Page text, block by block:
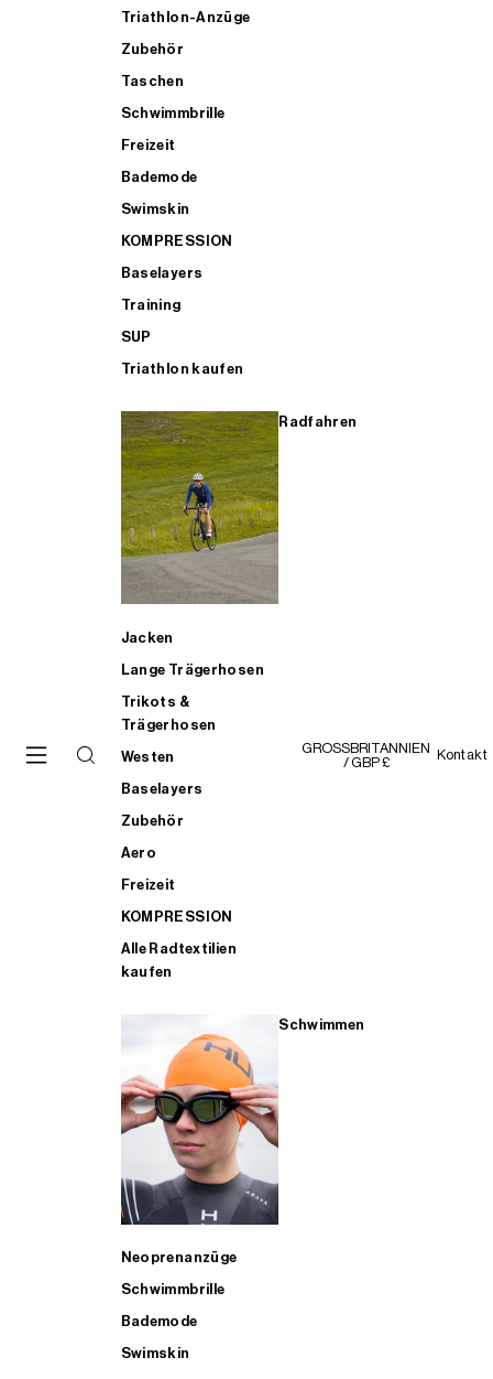
Triathlon-Anzüge
Zubehör
Taschen
Schwimmbrille
Freizeit
Bademode
Swimskin
KOMPRESSION
Baselayers
Training
SUP
Triathlon kaufen
Radfahren
Jacken
Lange Trägerhosen
Trikots &
Trägerhosen
Westen
Baselayers
Zubehör
Aero
Freizeit
KOMPRESSION
Alle Radtextilien
kaufen
Schwimmen
Neoprenanzüge
Schwimmbrille
Bademode
Swimskin
GROSSBRITANNIEN
/ GBP £
Kontakt